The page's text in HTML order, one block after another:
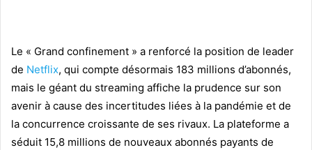
Le « Grand confinement » a renforcé la position de leader
de Netflix, qui compte désormais 183 millions d’abonnés,
mais le géant du streaming affiche la prudence sur son
avenir à cause des incertitudes liées à la pandémie et de
la concurrence croissante de ses rivaux. La plateforme a
séduit 15,8 millions de nouveaux abonnés payants de